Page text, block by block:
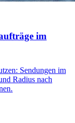
im
Sendungen im
Radius nach